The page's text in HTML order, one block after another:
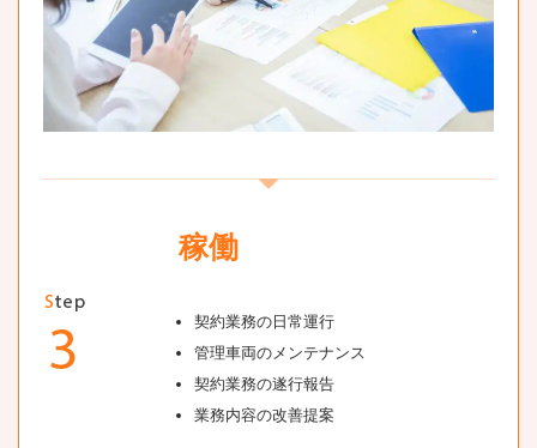
稼働
契約業務の日常運行
管理車両のメンテナンス
契約業務の遂行報告
業務内容の改善提案